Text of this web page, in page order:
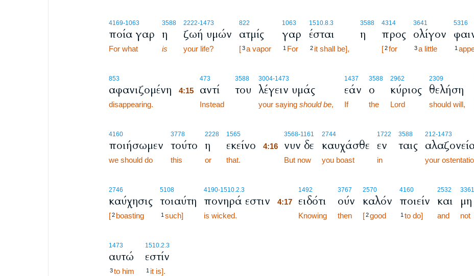
4169-1063
ποία γαρ
For what
3588
η
is
2222-1473
ζωή υμών
your life?
822
ατμίς
[ 3 a vapor
1063
γαρ
1 For
1510.8.3
έσται
2 it shall be],
3588
η
4314
προς
[ 2 for
3641
ολίγον
3 a little
5316
1
853
αφανιζομένη
disappearing.
473
4:15 αντί
Instead
3588
του
3004-1473
λέγειν υμάς
your saying should be,
1437
εάν
If
3588
ο
the
2962
κύριος
Lord
2309
θελήση
should will,
4160
ποιήσωμεν
we should do
3778
τούτο
this
2228
η
or
1565
εκείνο
that.
3568-1161
4:16 νυν δε
But now
2744
καυχάσθε
you boast
1722
εν
in
3588
ταις
212-1473
your
2746
καύχησις
[ 2 boasting
5108
τοιαύτη
1 such]
4190-1510.2.3
πονηρά εστιν
is wicked.
1492
4:17 ειδότι
Knowing
3767
ούν
then
2570
καλόν
[ 2 good
4160
ποιείν
1 to do]
2532
και
and
3361
μη
not
1473
αυτώ
3 to him
1510.2.3
εστίν
1 it is].